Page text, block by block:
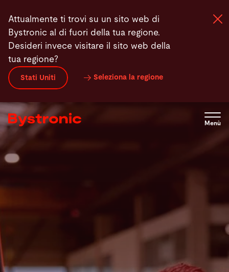
contenuto
principale
Attualmente ti trovi su un sito web di
Bystronic al di fuori della tua regione.
Desideri invece visitare il sito web della
tua regione?
Stati Uniti Seleziona la regione
Menù
Macchine e Software
Servizi
Applicazioni